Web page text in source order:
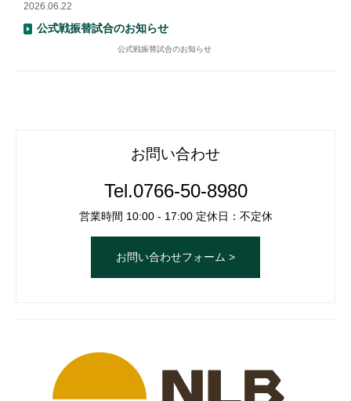
2026.06.22
公式戦振替試合のお知らせ
公式戦振替試合のお知らせ
お問い合わせ
Tel.0766-50-8980
営業時間 10:00 - 17:00 定休日：不定休
お問い合わせフォーム >